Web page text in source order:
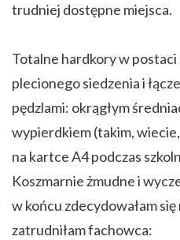
trudniej dostępne miejsca.
Totalne hardkory w
plecionego siedzenia i
pędzlami: okrągłym
wypierdkiem (takim,
na kartce A4 podczas
Koszmarnie żmudne i
w końcu zdecydowałam
zatrudniłam fachowca: